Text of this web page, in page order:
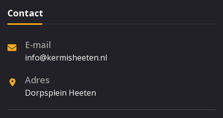
Contact
E-mail
info@kermisheeten.nl
Adres
Dorpsplein Heeten